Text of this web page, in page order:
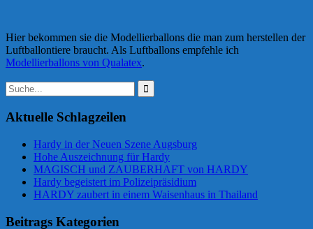
Hier bekommen sie die Modellierballons die man zum herstellen der
Luftballontiere braucht. Als Luftballons empfehle ich
Modellierballons von Qualatex.
Suchen
nach:
Aktuelle Schlagzeilen
Hardy in der Neuen Szene Augsburg
Hohe Auszeichnung für Hardy
MAGISCH und ZAUBERHAFT von HARDY
Hardy begeistert im Polizeipräsidium
HARDY zaubert in einem Waisenhaus in Thailand
Beitrags Kategorien